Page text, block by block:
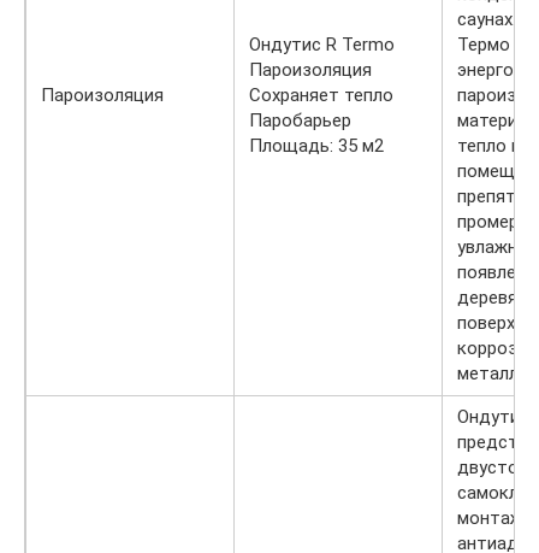
Пароизоляция
Ондутис R Termo
Пароизоляция
Сохраняет тепло
Паробарьер
Площадь: 35 м2
саунах.
Термо —
тепло
Ондутис